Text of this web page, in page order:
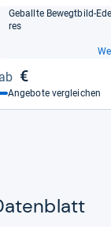
Geballte Bewegt­bild-​
res
€
Angebote vergleichen